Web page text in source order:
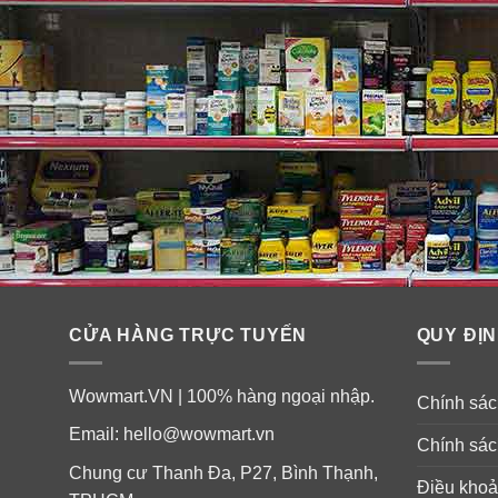
CỬA HÀNG TRỰC TUYẾN
Wowmart.VN | 100% hàng ngoại nhập.
Email: hello@wowmart.vn
Chung cư Thanh Đa, P27, Bình Thạnh,
QUY
Chính
Chính
Điều